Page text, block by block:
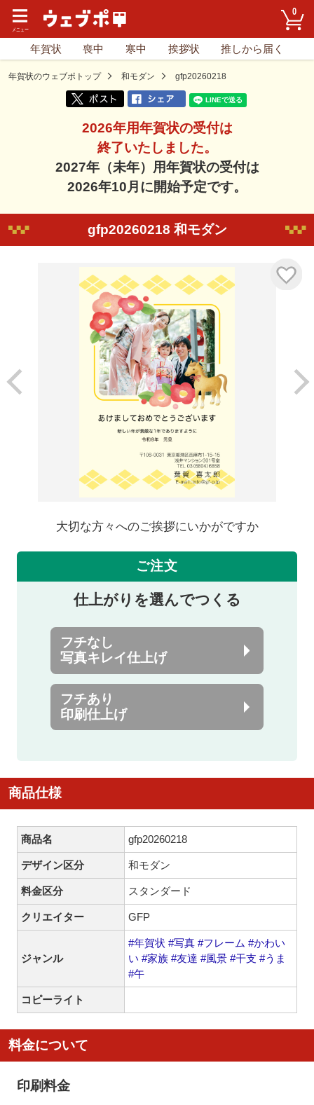
0
年賀状 喪中 寒中 挨拶状 推しから届く
年賀状のウェブポトップ 和モダン gfp20260218
2026年用年賀状の受付は
終了いたしました。
2027年（未年）用年賀状の受付は
2026年10月に開始予定です。
gfp20260218 和モダン
大切な方々へのご挨拶にいかがですか
ご注文
仕上がりを選んでつくる
フチなし
写真キレイ仕上げ
フチあり
印刷仕上げ
商品仕様
商品名 gfp20260218
デザイン区分 和モダン
料金区分 スタンダード
クリエイター GFP
ジャンル
#年賀状 #写真 #フレーム #かわい
い #家族 #友達 #風景 #干支 #うま
#午
コピーライト
料金について
印刷料金